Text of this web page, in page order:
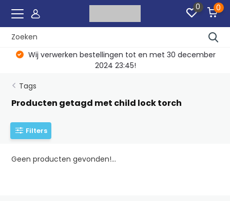
0 0
Wij verwerken bestellingen tot en met 30 december
2024 23:45!
Tags
Producten getagd met child lock torch
Filters
Geen producten gevonden!...